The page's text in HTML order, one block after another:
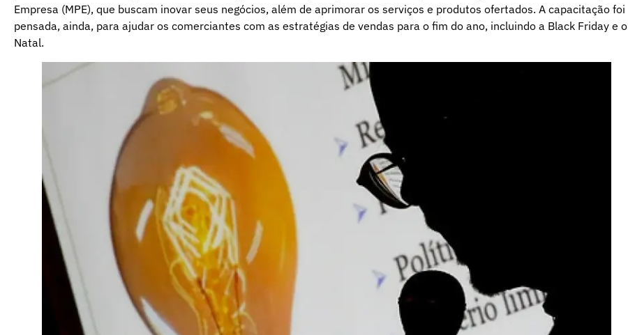
Empresa (MPE), que buscam inovar seus negócios, além de aprimorar os serviços e produtos ofertados. A capacitação foi
pensada, ainda, para ajudar os comerciantes com as estratégias de vendas para o fim do ano, incluindo a Black Friday e o
Natal.